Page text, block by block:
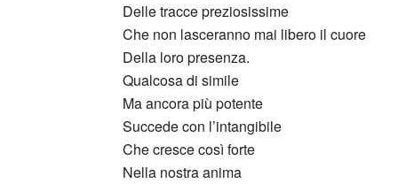
Delle tracce preziosissime
Che non lasceranno mai libero il cuore
Della loro presenza.
Qualcosa di simile
Ma ancora più potente
Succede con l’intangibile
Che cresce così forte
Nella nostra anima